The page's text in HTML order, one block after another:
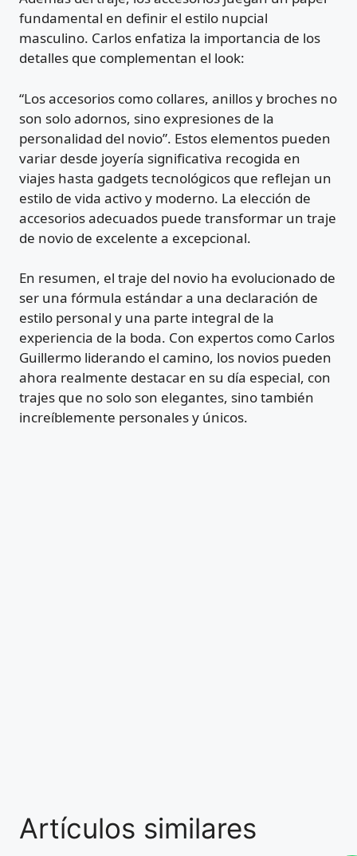
fundamental en definir el estilo nupcial
masculino. Carlos enfatiza la importancia de los
detalles que complementan el look:
“Los accesorios como collares, anillos y broches no
son solo adornos, sino expresiones de la
personalidad del novio”. Estos elementos pueden
variar desde joyería significativa recogida en
viajes hasta gadgets tecnológicos que reflejan un
estilo de vida activo y moderno. La elección de
accesorios adecuados puede transformar un traje
de novio de excelente a excepcional.
En resumen, el traje del novio ha evolucionado de
ser una fórmula estándar a una declaración de
estilo personal y una parte integral de la
experiencia de la boda. Con expertos como Carlos
Guillermo liderando el camino, los novios pueden
ahora realmente destacar en su día especial, con
trajes que no solo son elegantes, sino también
increíblemente personales y únicos.
Artículos similares